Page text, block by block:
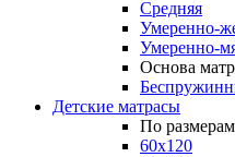
Средняя
Умеренно-
Умеренно-
Основа
Детские матрасы
По размерам
60x120